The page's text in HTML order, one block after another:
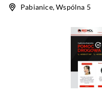
Pabianice, Wspólna 5